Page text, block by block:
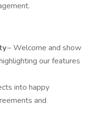
– Welcome and show
our features
into happy
and